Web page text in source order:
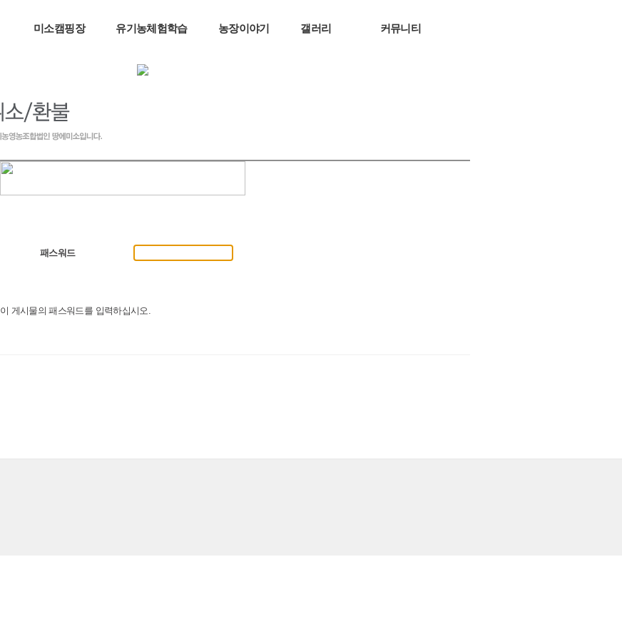
미소캠핑장 유기농체험학습 농장이야기 갤러리 커뮤니티
패스워드
이 게시물의 패스워드를 입력하십시오.